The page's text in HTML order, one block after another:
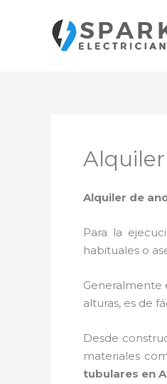
contenido
Alquiler de
Para la
habituales o
Generalmente
alturas, es de
Desde
materiales
tubulares en